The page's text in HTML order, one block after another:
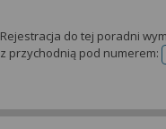
Rejestracja do tej poradni
z przychodnią pod numerem: